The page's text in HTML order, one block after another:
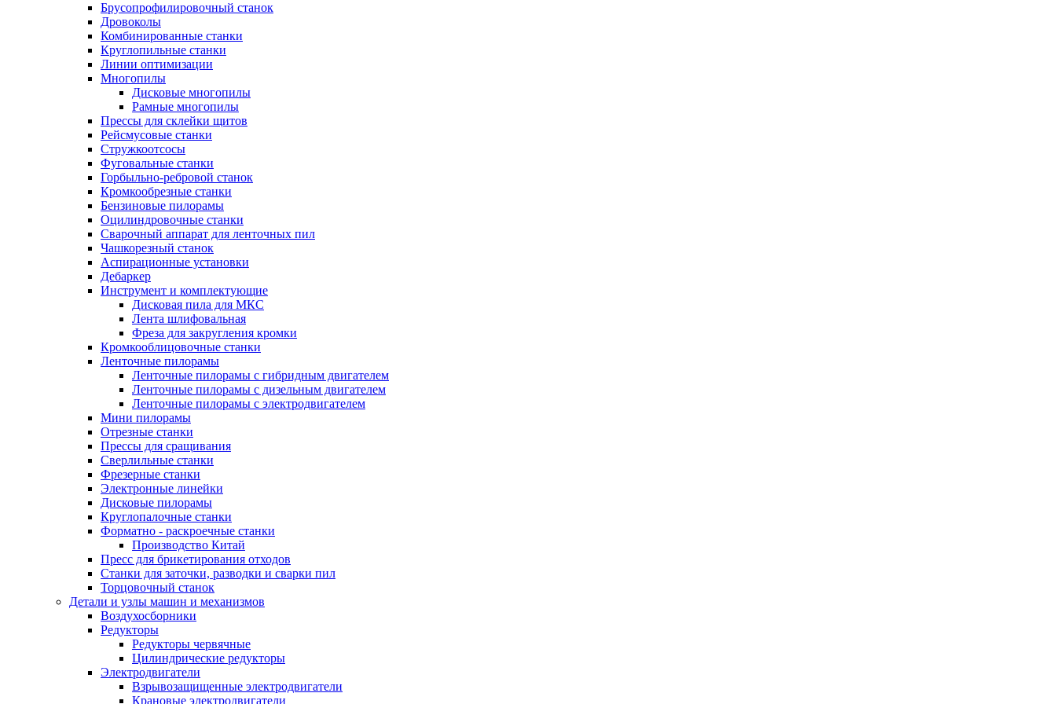
Брусопрофилировочный станок
Дровоколы
Комбинированные станки
Круглопильные станки
Линии оптимизации
Многопилы
Дисковые многопилы
Рамные многопилы
Прессы для склейки щитов
Рейсмусовые станки
Стружкоотсосы
Фуговальные станки
Горбыльно-ребровой станок
Кромкообрезные станки
Бензиновые пилорамы
Оцилиндровочные станки
Сварочный аппарат для ленточных пил
Чашкорезный станок
Аспирационные установки
Дебаркер
Инструмент и комплектующие
Дисковая пила для МКС
Лента шлифовальная
Фреза для закругления кромки
Кромкооблицовочные станки
Ленточные пилорамы
Ленточные пилорамы с гибридным двигателем
Ленточные пилорамы с дизельным двигателем
Ленточные пилорамы с электродвигателем
Мини пилорамы
Отрезные станки
Прессы для сращивания
Сверлильные станки
Фрезерные станки
Электронные линейки
Дисковые пилорамы
Круглопалочные станки
Форматно - раскроечные станки
Производство Китай
Пресс для брикетирования отходов
Станки для заточки, разводки и сварки пил
Торцовочный станок
Детали и узлы машин и механизмов
Воздухосборники
Редукторы
Редукторы червячные
Цилиндрические редукторы
Электродвигатели
Взрывозащищенные электродвигатели
Крановые электродвигатели